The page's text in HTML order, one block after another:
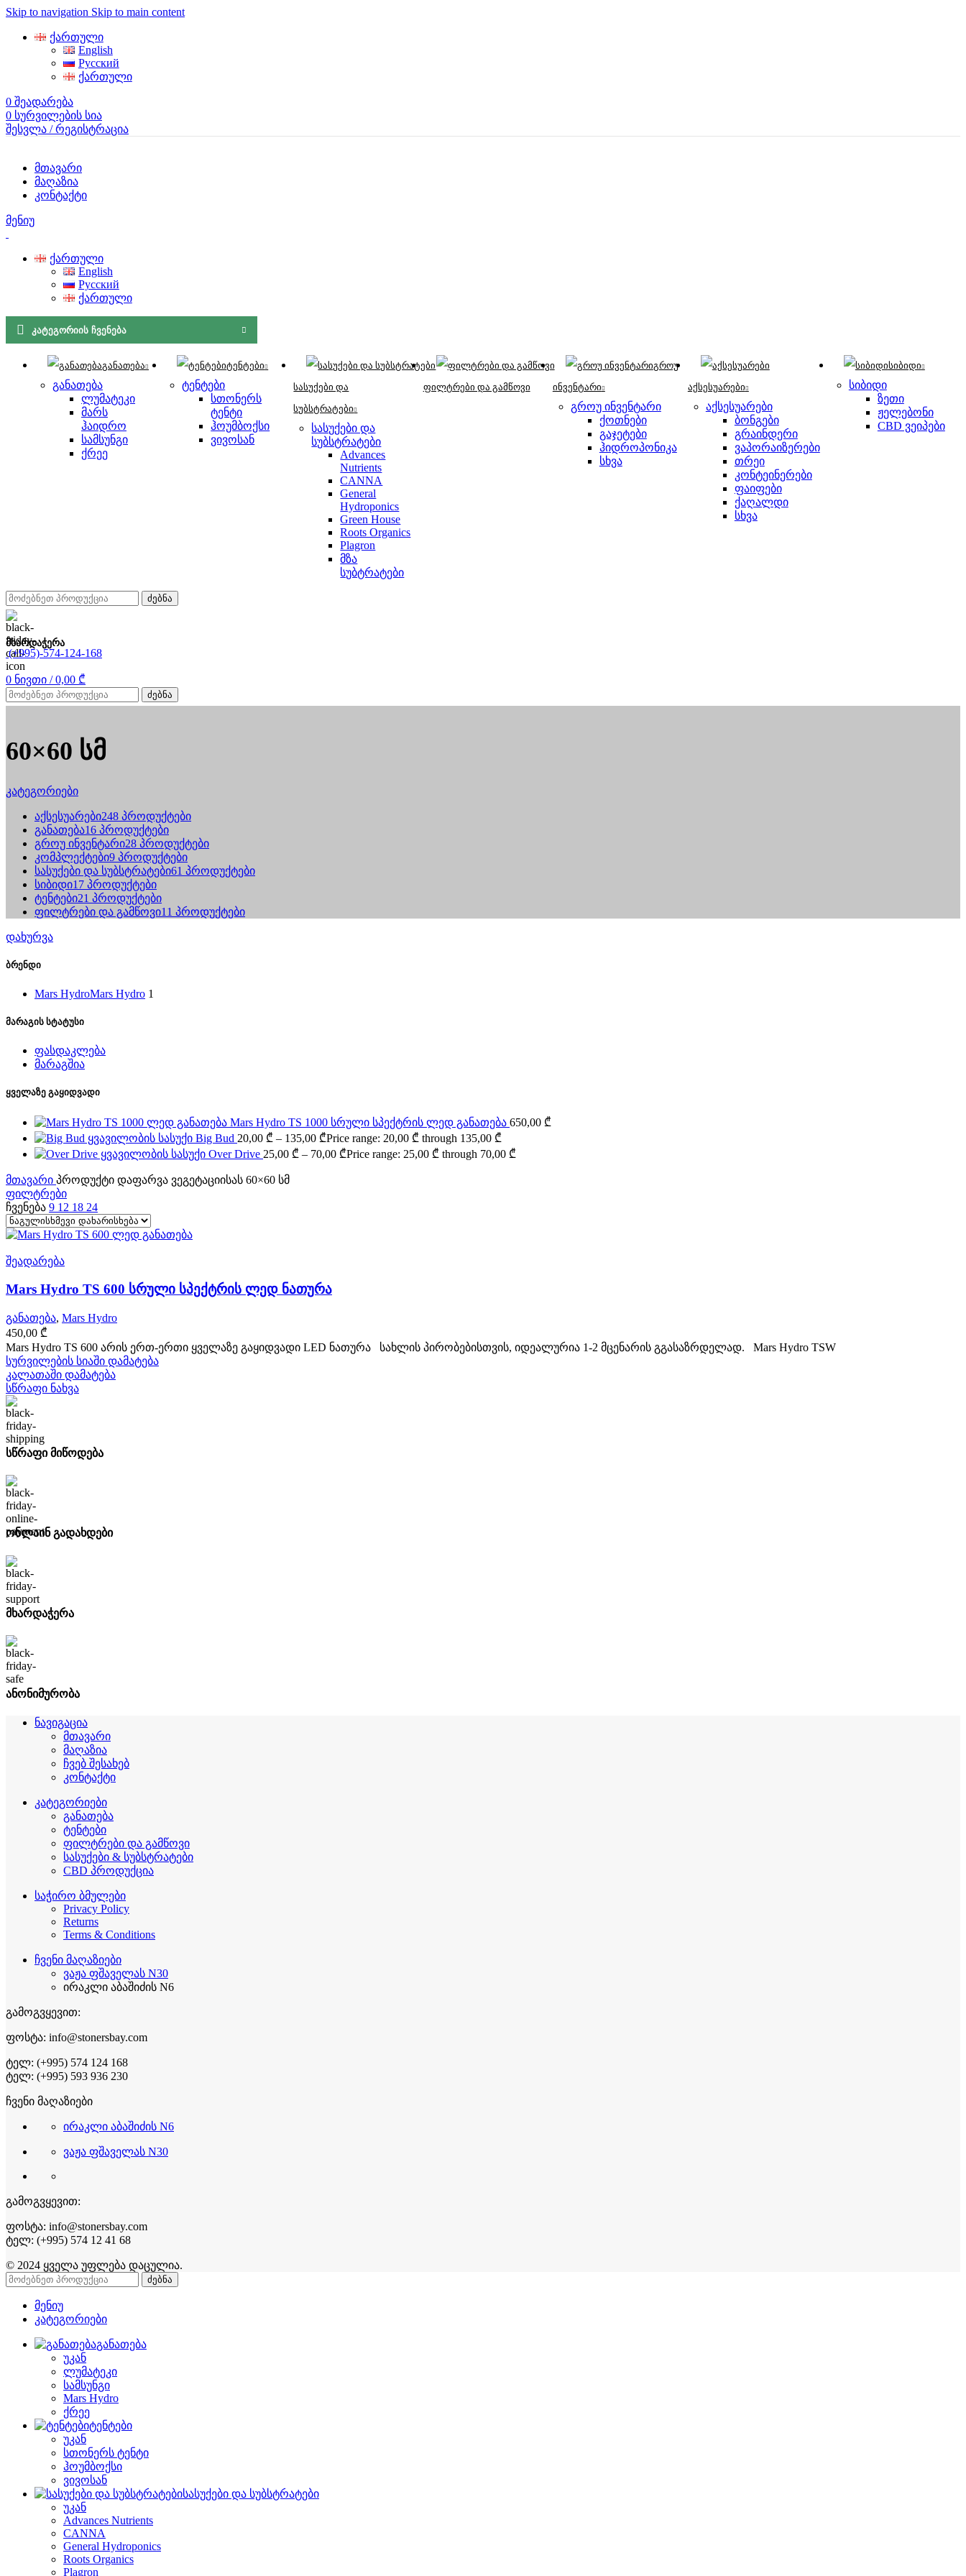
Skip to navigation Skip to main content
ქართული
English
Русский
ქართული
0 შეადარება
0 სურვილების სია
შესვლა / რეგისტრაცია
მთავარი
მაღაზია
კონტაქტი
მენიუ
ქართული
English
Русский
ქართული
ᲙᲐᲢᲔᲒᲝᲠᲘᲘᲡ ᲩᲕᲔᲜᲔᲑᲐ
განათება
განათება
ლუმატეკი
მარს
ჰაიდრო
სამსუნგი
ქრეე
ტენტები
ტენტები
სთონერს
ტენტი
ჰოუმბოქსი
ვივოსან
სასუქები და
სუბსტრატები
სასუქები და
სუბსტრატები
Advances
Nutrients
CANNA
General
Hydroponics
Green House
Roots Organics
Plagron
მზა
სუბტრატები
ფილტრები და გამწოვი
გროუ
ინვენტარი
გროუ ინვენტარი
ქოთნები
გაჯეტები
ჰიდროპონიკა
სხვა
აქსესუარები
აქსესუარები
ბონგები
გრაინდერი
ვაპორაიზერები
თრეი
კონტეინერები
ფაიფები
ქაღალდი
სხვა
სიბიდი
სიბიდი
ზეთი
ჟელებონი
CBD ვეიპები
ძებნა
მხარდაჭერა
(+995)-574-124-168
0 ნივთი / 0,00 ₾
ძებნა
60×60 სმ
კატეგორიები
აქსესუარები248 პროდუქტები
განათება16 პროდუქტები
გროუ ინვენტარი28 პროდუქტები
კომპლექტები9 პროდუქტები
სასუქები და სუბსტრატები61 პროდუქტები
სიბიდი17 პროდუქტები
ტენტები21 პროდუქტები
ფილტრები და გამწოვი11 პროდუქტები
დახურვა
ბრენდი
Mars HydroMars Hydro 1
მარაგის სტატუსი
ფასდაკლება
მარაგშია
ყველაზე გაყიდვადი
Mars Hydro TS 1000 სრული სპექტრის ლედ განათება 650,00 ₾
Big Bud 20,00 ₾ – 135,00 ₾Price range: 20,00 ₾ through 135,00 ₾
Over Drive 25,00 ₾ – 70,00 ₾Price range: 25,00 ₾ through 70,00 ₾
მთავარი პროდუქტი დაფარვა ვეგეტაციისას 60×60 სმ
ფილტრები
ჩვენება 9 12 18 24
შეადარება
Mars Hydro TS 600 სრული სპექტრის ლედ ნათურა
განათება, Mars Hydro
450,00 ₾
Mars Hydro TS 600 არის ერთ-ერთი ყველაზე გაყიდვადი LED ნათურა სახლის პირობებისთვის, იდეალურია 1-2 მცენარის გგასაზრდელად. Mars Hydro TSW
სურვილების სიაში დამატება
კალათაში დამატება
სწრაფი ნახვა
სწრაფი მიწოდება
ონლაინ გადახდები
მხარდაჭერა
ანონიმურობა
ნავიგაცია
მთავარი
მაღაზია
ჩვებ შესახებ
კონტაქტი
კატეგორიები
განათება
ტენტები
ფილტრები და გამწოვი
სასუქები & სუბსტრატები
CBD პროდუქცია
საჭირო ბმულები
Privacy Policy
Returns
Terms & Conditions
ჩვენი მაღაზიები
ვაჟა ფშაველას N30
ირაკლი აბაშიძის N6
გამოგვყევით:
ფოსტა: info@stonersbay.com
ტელ: (+995) 574 124 168
ტელ: (+995) 593 936 230
ჩვენი მაღაზიები
ირაკლი აბაშიძის N6
ვაჟა ფშაველას N30
გამოგვყევით:
ფოსტა: info@stonersbay.com
ტელ: (+995) 574 12 41 68
© 2024 ყველა უფლება დაცულია.
ძებნა
მენიუ
კატეგორიები
განათება
უკან
ლუმატეკი
სამსუნგი
Mars Hydro
ქრეე
ტენტები
უკან
სთონერს ტენტი
ჰოუმბოქსი
ვივოსან
სასუქები და სუბსტრატები
უკან
Advances Nutrients
CANNA
General Hydroponics
Roots Organics
Plagron